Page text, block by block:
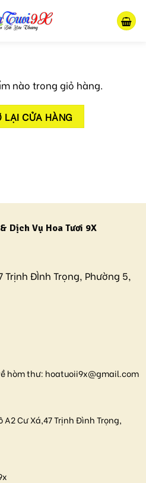
nào trong giỏ hàng.
LẠI CỬA HÀNG
Dịch Vụ Hoa Tươi 9X
Trịnh ĐÌnh Trọng, Phường 5,
hòm thư: hoatuoii9x@gmail.com
A2 Cư Xá,47 Trịnh Đình Trọng,